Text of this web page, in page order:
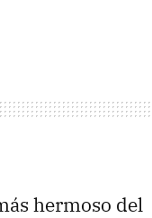
hermoso del